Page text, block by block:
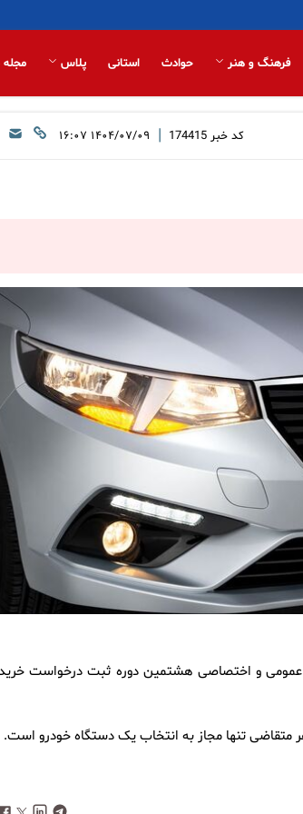
فرهنگ و هنر حوادث استانی پلاس
کد خبر 174415
| ۱۴۰۴/۰۷/۰۹ ۱۶:۰۷
عمومی و اختصاصی هشتمین دوره ثبت درخواست